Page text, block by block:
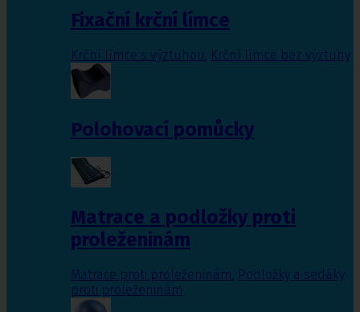
Fixační krční límce
Krční límce s výztuhou Krční límce bez výztuhy
Polohovací pomůcky
Matrace a podložky proti
proleženinám
Matrace proti proleženinám, Podložky a sedáky
proti proleženinám